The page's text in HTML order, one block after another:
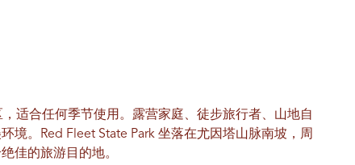
适合任何季节使用。露营家庭、徒步旅行者、山地自
境。Red Fleet State Park 坐落在尤因塔山脉南坡，周
佳的旅游目的地。